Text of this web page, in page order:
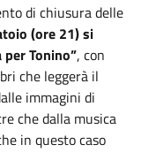
di chiusura delle
(ore 21) si
Tonino”, con
che leggerà il
immagini di
che dalla musica
in questo caso